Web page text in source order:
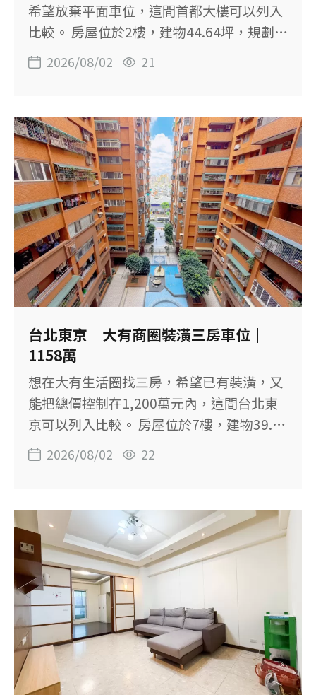
希望放棄平面車位，這間首都大樓可以列入
比較。 房屋位於2樓，建物44.64坪，規劃3
房2廳2衛，主建物加陽台約29.75坪，另附
坡道平面車位。 三間房皆有擺放雙人床的空
納。 【這間房子的重點】 ◆ 總價998萬元，
三房加平面車位 ◆ 3房2廳2衛，適合首購家
庭 ◆ 主建物加陽台約29.75坪 ◆ 三間房皆
可擺放雙人床 ◆ 共三個陽台，空間運用較
有彈性 ◆ 一層3戶，全社區約48戶 ◆ 使用
天然瓦斯 ◆ 鄰近市場與桃園市立游泳池
【物件基本資料】 社區：首都大樓大廈 位
置：桃園市桃園區中山路 售價：998萬元 格
局：3房2廳2衛 建物坪數：44.64坪 主建
物：23.35坪 附屬建物：6.63坪 主建物＋陽
台：約29.75坪 土地坪數：8.74坪 樓層：2
樓／共6樓 屋齡：約31.1年 車位：坡道平面
車位 單價：約22.36萬元／坪 登記用途：住
家用 【三房與三陽台】 三間房皆有擺放雙
人床的空間，適合家庭成員需要各自房間，
或想保留一
2026/08/02 21
台北東京｜大有商圈裝潢三房車位｜
1158萬
想在大有生活圈找三房，希望已有裝潢，又
能把總價控制在1,200萬元內，這間台北東
京可以列入比較。 房屋位於7樓，建物39.14
坪，規劃3房2廳2衛，主建物加陽台約25.46
坪，另附坡道機械車位。 【這間房子的重
物加陽台約25.46坪 ◆ 前後陽台，採光與通
風較有條件 ◆ 室內已有裝潢，可減少入住
前整理時間 ◆ 附固定坡道機械車位 ◆ 鄰近
全聯與寶山黃昏市場 ◆ 周邊有桃林步道、
公園及運動中心 ◆ 鄰近國道客運路線 【物
件基本資料】 社區：台北東京 位置：桃園
市桃園區大有路 售價：1,158萬元 格局：3
房2廳2衛 建物坪數：39.14坪，含車位約
5.96坪 主建物：22.41坪 附屬建物：3.05坪
2026/08/02 22